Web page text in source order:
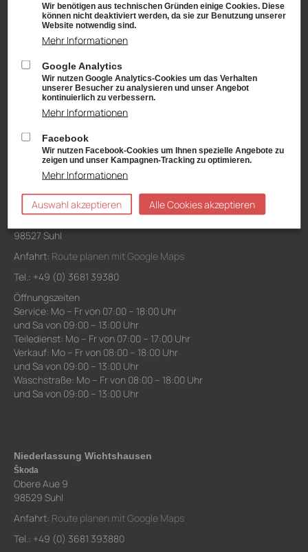
Tel.: +49 (0) 3621 45040
Öffnungszeiten
und Sa von 09:00 – 13:00 Uhr
Teiledienst: Mo – Fr von 08:00 – 17:00 Uhr
und Sa von 09:00 – 13:00 Uhr
Verkauf: Mo – Fr von 08:00 – 18:00 Uhr
Waschanlage: Mo – Fr von 07:00 – 18:00 Uhr
und Sa von 09:00 – 13:00 Uhr
Niederlassung Suhl
VW, Audi, VW Nutzfahrzeuge, Škoda Service
98527 Suhl
Anfahrt: Route planen mit Google Maps
Tel.: +49 (0) 3681 39380
Öffnungszeiten
Service: Mo – Fr von 07:00 – 18:00 Uhr
und Sa von 09:00 – 13:00 Uhr
Teiledienst: Mo – Fr von 07:00 – 17:00 Uhr
Verkauf: Mo – Fr von 08:00 – 18:00 Uhr
und Sa von 09:00 – 13:00 Uhr
Waschstraße: Mo – Fr von 08:00 – 18:00 Uhr
und Sa von 09:00 – 13:00 Uhr
Niederlassung Wichtshausen
Škoda
Obere Aue 9
98529 Suhl
Anfahrt: Route planen mit Google Maps
Tel.: +49 (0) 3681 393880
Wir benötigen aus technischen Gründen einige Cookies. Diese
können nicht deaktiviert werden, da sie zur Benutzung unserer
Website notwendig sind.
Mehr Informationen
Google Analytics
Wir nutzen Google Analytics-Cookies um das Verhalten
unserer Besucher zu analysieren und unser Angebot
kontinuierlich zu verbessern.
Mehr Informationen
Facebook
Wir nutzen Facebook-Cookies um Ihnen spezielle Angebote zu
zeigen und unser Kampagnen-Tracking zu optimieren.
Mehr Informationen
Auswahl akzeptieren Alle Cookies akzeptieren